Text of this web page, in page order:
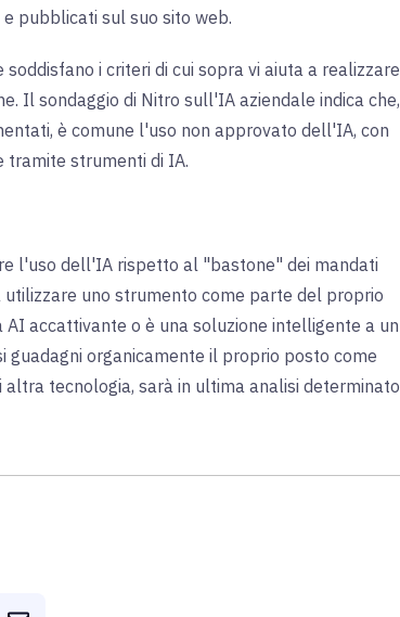
pubblicati sul suo sito web.
i criteri di cui sopra vi aiuta a realizzare
Il sondaggio di Nitro sull'IA aziendale indica che,
è comune l'uso non approvato dell'IA, con
tramite strumenti di IA.
l'uso dell'IA rispetto al "bastone" dei mandati
uno strumento come parte del proprio
accattivante o è una soluzione intelligente a un
organicamente il proprio posto come
tecnologia, sarà in ultima analisi determinato